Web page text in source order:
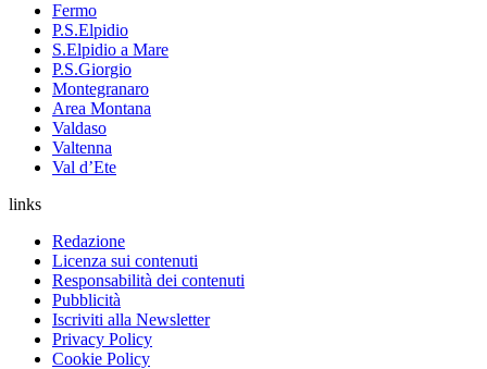
Fermo
P.S.Elpidio
S.Elpidio a Mare
P.S.Giorgio
Montegranaro
Area Montana
Valdaso
Valtenna
Val d’Ete
links
Redazione
Licenza sui contenuti
Responsabilità dei contenuti
Pubblicità
Iscriviti alla Newsletter
Privacy Policy
Cookie Policy